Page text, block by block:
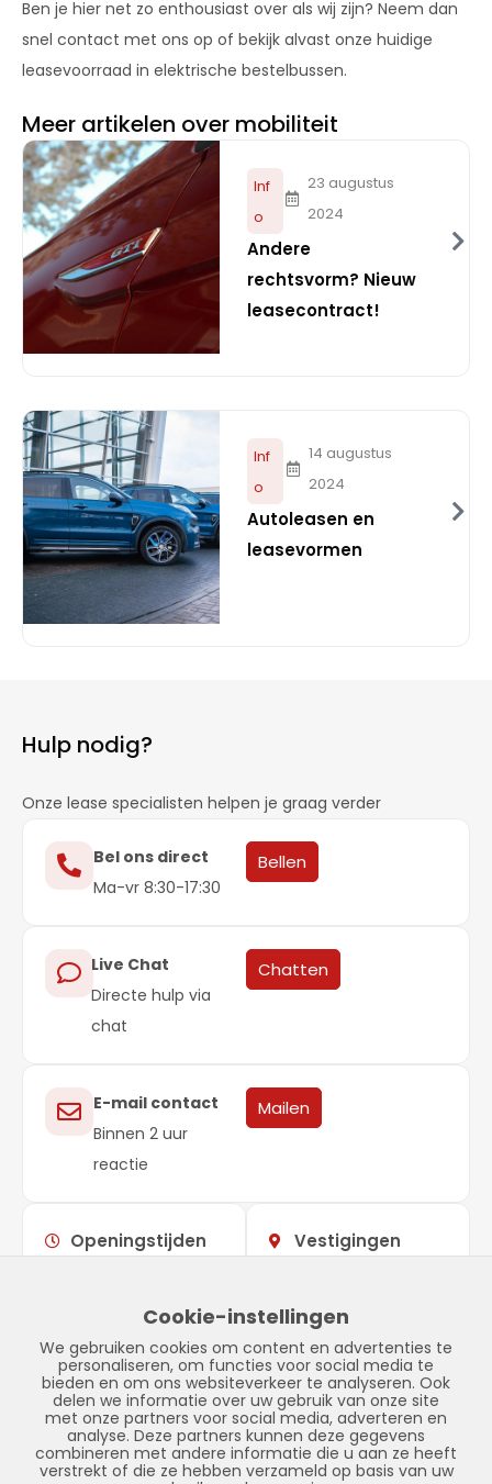
Ben je hier net zo enthousiast over als wij zijn? Neem dan
snel contact met ons op of bekijk alvast onze huidige
leasevoorraad in elektrische bestelbussen.
Meer artikelen over mobiliteit
Inf
o
23 augustus
2024
Andere
rechtsvorm? Nieuw
leasecontract!
Inf
o
14 augustus
2024
Autoleasen en
leasevormen
Hulp nodig?
Onze lease specialisten helpen je graag verder
Bel ons direct
Ma-vr 8:30-17:30
Bellen
Live Chat
Directe hulp via
chat
Chatten
E-mail contact
Binnen 2 uur
reactie
Mailen
Openingstijden
ZondagGesloten
Vestigingen
Tinnegieter 7
9502 EX Stadskanaal
Cookie-instellingen
We gebruiken cookies om content en advertenties te
personaliseren, om functies voor social media te
bieden en om ons websiteverkeer te analyseren. Ook
delen we informatie over uw gebruik van onze site
met onze partners voor social media, adverteren en
analyse. Deze partners kunnen deze gegevens
combineren met andere informatie die u aan ze heeft
verstrekt of die ze hebben verzameld op basis van uw